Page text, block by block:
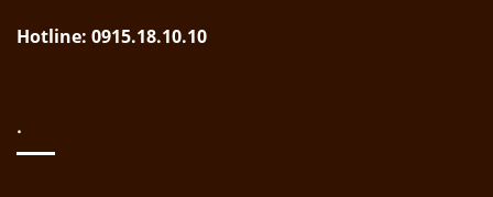
Hotline: 0915.18.10.10
.